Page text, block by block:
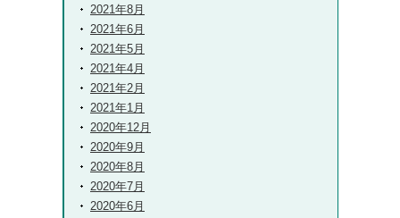
2021年8月
2021年6月
2021年5月
2021年4月
2021年2月
2021年1月
2020年12月
2020年9月
2020年8月
2020年7月
2020年6月